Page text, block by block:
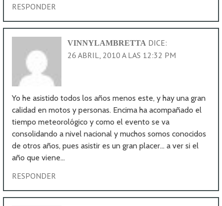
RESPONDER
VINNYLAMBRETTA DICE:
26 ABRIL, 2010 A LAS 12:32 PM
Yo he asistido todos los años menos este, y hay una gran
calidad en motos y personas. Encima ha acompañado el
tiempo meteorológico y como el evento se va
consolidando a nivel nacional y muchos somos conocidos
de otros años, pues asistir es un gran placer… a ver si el
año que viene…
RESPONDER